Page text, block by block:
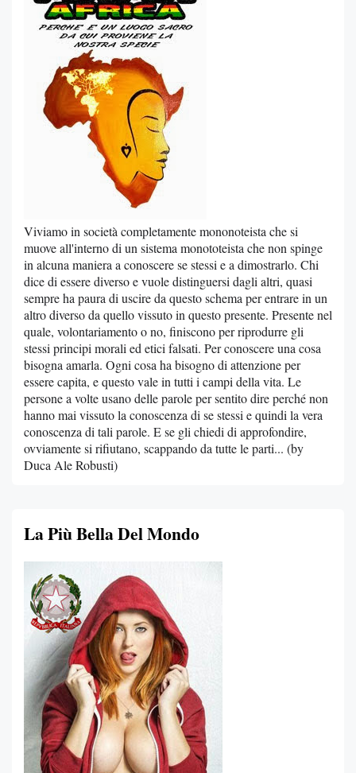
Viviamo in società completamente mononoteista che si
muove all'interno di un sistema monototeista che non spinge
in alcuna maniera a conoscere se stessi e a dimostrarlo. Chi
dice di essere diverso e vuole distinguersi dagli altri, quasi
sempre ha paura di uscire da questo schema per entrare in un
altro diverso da quello vissuto in questo presente. Presente nel
quale, volontariamento o no, finiscono per riprodurre gli
stessi principi morali ed etici falsati. Per conoscere una cosa
bisogna amarla. Ogni cosa ha bisogno di attenzione per
essere capita, e questo vale in tutti i campi della vita. Le
persone a volte usano delle parole per sentito dire perché non
hanno mai vissuto la conoscenza di se stessi e quindi la vera
conoscenza di tali parole. E se gli chiedi di approfondire,
ovviamente si rifiutano, scappando da tutte le parti... (by
Duca Ale Robusti)
La Più Bella Del Mondo